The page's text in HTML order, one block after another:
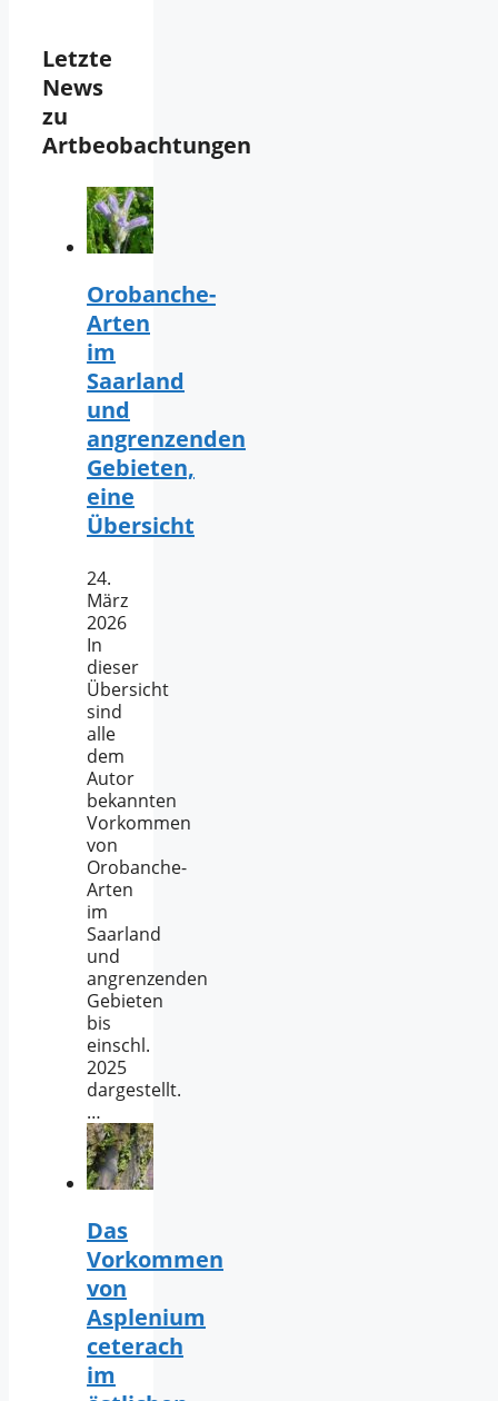
Letzte
News
zu
Artbeobachtungen
Orobanche-
Arten
im
Saarland
und
angrenzenden
Gebieten,
eine
Übersicht
24.
März
2026
In
dieser
Übersicht
sind
alle
dem
Autor
bekannten
Vorkommen
von
Orobanche-
Arten
im
Saarland
und
angrenzenden
Gebieten
bis
einschl.
2025
dargestellt.
…
Das
Vorkommen
von
Asplenium
ceterach
im